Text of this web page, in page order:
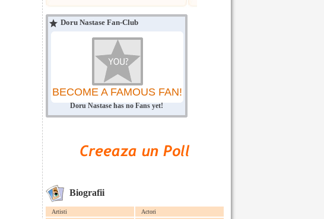
Doru Nastase Fan-Club
BECOME A FAMOUS FAN!
Doru Nastase has no Fans yet!
Biografii
Artisti
Actori